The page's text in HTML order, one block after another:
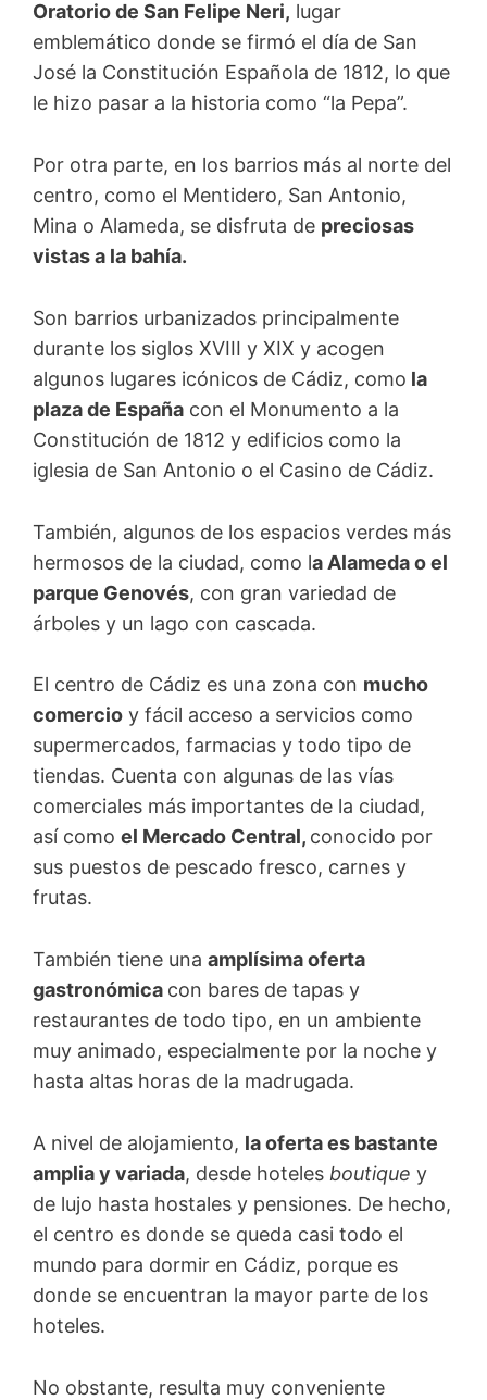
Oratorio de San Felipe Neri, lugar
emblemático donde se firmó el día de San
José la Constitución Española de 1812, lo que
le hizo pasar a la historia como “la Pepa”.
Por otra parte, en los barrios más al norte del
centro, como el Mentidero, San Antonio,
Mina o Alameda, se disfruta de preciosas
vistas a la bahía.
Son barrios urbanizados principalmente
durante los siglos XVIII y XIX y acogen
algunos lugares icónicos de Cádiz, como la
plaza de España con el Monumento a la
Constitución de 1812 y edificios como la
iglesia de San Antonio o el Casino de Cádiz.
También, algunos de los espacios verdes más
hermosos de la ciudad, como la Alameda o el
parque Genovés, con gran variedad de
árboles y un lago con cascada.
El centro de Cádiz es una zona con mucho
comercio y fácil acceso a servicios como
supermercados, farmacias y todo tipo de
tiendas. Cuenta con algunas de las vías
comerciales más importantes de la ciudad,
así como el Mercado Central, conocido por
sus puestos de pescado fresco, carnes y
frutas.
También tiene una amplísima oferta
gastronómica con bares de tapas y
restaurantes de todo tipo, en un ambiente
muy animado, especialmente por la noche y
hasta altas horas de la madrugada.
A nivel de alojamiento, la oferta es bastante
amplia y variada, desde hoteles boutique y
de lujo hasta hostales y pensiones. De hecho,
el centro es donde se queda casi todo el
mundo para dormir en Cádiz, porque es
donde se encuentran la mayor parte de los
hoteles.
No obstante, resulta muy conveniente